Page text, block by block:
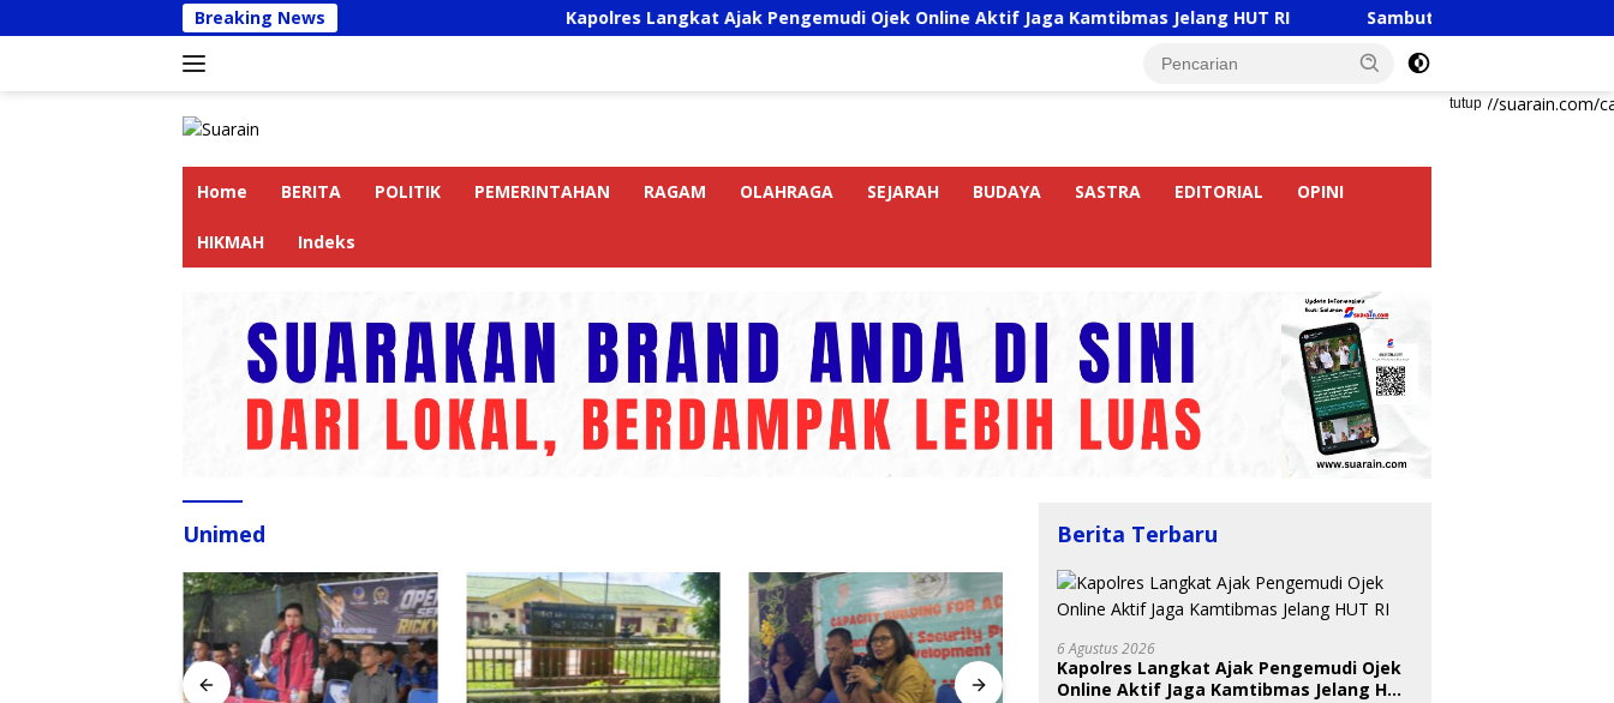
ke
Breaking News Kapolres Langkat Ajak Pengemudi Ojek Online Aktif Jaga Kamtibmas Jelang HUT RI Sambut HUT RI Ke-81, Ricky Anthony
tutup
https://suarain.com/
Home BERITA POLITIK PEMERINTAHAN RAGAM OLAHRAGA SEJARAH BUDAYA SASTRA EDITORIAL OPINI
HIKMAH Indeks
Unimed Berita Terbaru
6 Agustus 2026
Kapolres Langkat Ajak Pengemudi Ojek
Online Aktif Jaga Kamtibmas Jelang HUT